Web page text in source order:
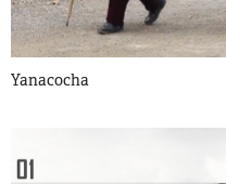
Yanacocha